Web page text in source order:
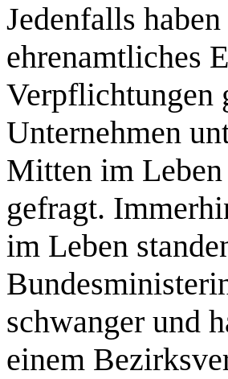
Jedenfalls
ehrenamtliches
Verpflichtungen
Unternehmen
Mitten im
gefragt.
im Leben
schwanger und
einem